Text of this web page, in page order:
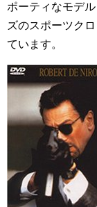
ポーティなモデ
ズのスポーツク
ています。